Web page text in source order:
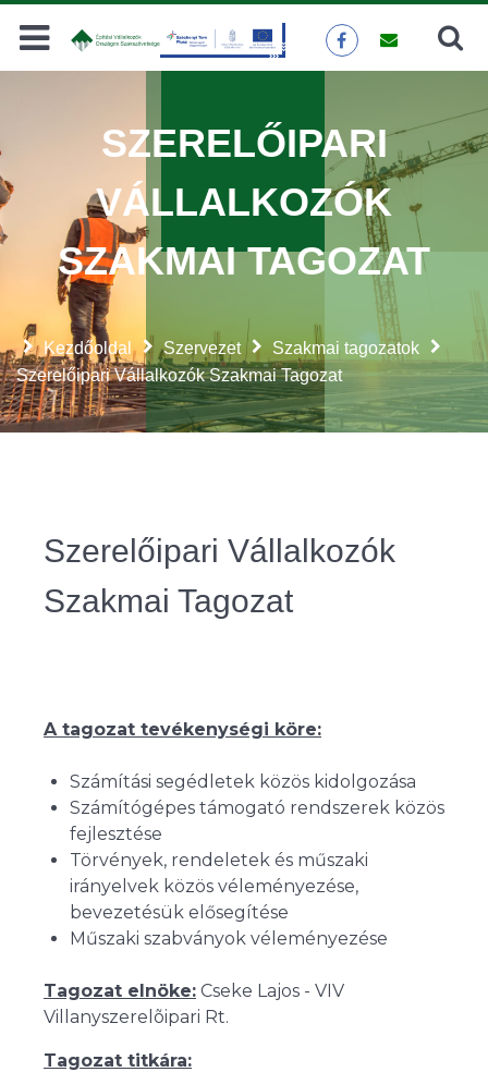
Keresés
Kezdőoldal Szervezet
Szakmai tagozatok
Szerelőipari Vállalkozók Szakmai Tagozat
SZERELŐIPARI
VÁLLALKOZÓK
SZAKMAI TAGOZAT
Szerelőipari Vállalkozók
Szakmai Tagozat
A tagozat tevékenységi köre:
Számítási segédletek közös kidolgozása
Számítógépes támogató rendszerek közös
fejlesztése
Törvények, rendeletek és műszaki
irányelvek közös véleményezése,
bevezetésük elősegítése
Műszaki szabványok véleményezése
Tagozat elnöke: Cseke Lajos - VIV
Villanyszerelõipari Rt.
Tagozat titkára: